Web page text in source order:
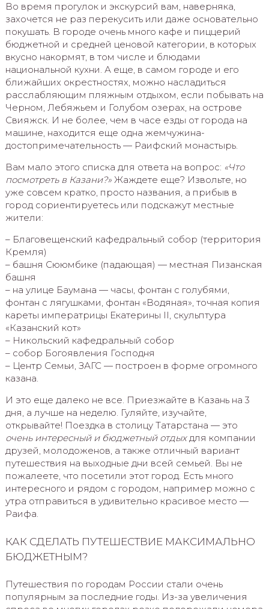
Во время прогулок и экскурсий вам, наверняка,
захочется не раз перекусить или даже основательно
покушать. В городе очень много кафе и пиццерий
бюджетной и средней ценовой категории, в которых
вкусно накормят, в том числе и блюдами
национальной кухни. А еще, в самом городе и его
ближайших окрестностях, можно насладиться
расслабляющим пляжным отдыхом, если побывать на
Черном, Лебяжьем и Голубом озерах, на острове
Свияжск. И не более, чем в часе езды от города на
машине, находится еще одна жемчужина-
достопримечательность — Раифский монастырь.
Вам мало этого списка для ответа на вопрос: «Что
посмотреть в Казани?»Жаждете еще? Извольте, но
уже совсем кратко, просто названия, а прибыв в
город сориентируетесь или подскажут местные
жители:
– Благовещенский кафедральный собор (территория
Кремля)
– башня Сююмбике (падающая) — местная Пизанская
башня
– на улице Баумана — часы, фонтан с голубями,
фонтан с лягушками, фонтан «Водяная», точная копия
кареты императрицы Екатерины II, скульптура
«Казанский кот»
– Никольский кафедральный собор
– собор Богоявления Господня
– Центр Семьи, ЗАГС — построен в форме огромного
казана.
И это еще далеко не все. Приезжайте в Казань на 3
дня, а лучше на неделю. Гуляйте, изучайте,
открывайте! Поездка в столицу Татарстана — это
очень интересный и бюджетный отдыхдля компании
друзей, молодоженов, а также отличный вариант
путешествия на выходные дни всей семьей. Вы не
пожалеете, что посетили этот город. Есть много
интересного и рядом с городом, например можно с
утра отправиться в удивительно красивое место —
Раифа.
КАК СДЕЛАТЬ ПУТЕШЕСТВИЕ МАКСИМАЛЬНО
БЮДЖЕТНЫМ?
Путешествия по городам России стали очень
популярным за последние годы. Из-за увеличения